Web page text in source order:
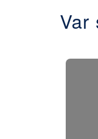
Var